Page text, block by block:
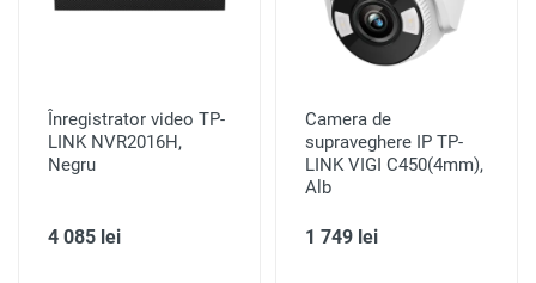
Înregistrator video TP-
LINK NVR2016H,
Negru
4 085 lei
Camera de
supraveghere IP TP-
LINK VIGI C450(4mm),
Alb
1 749 lei